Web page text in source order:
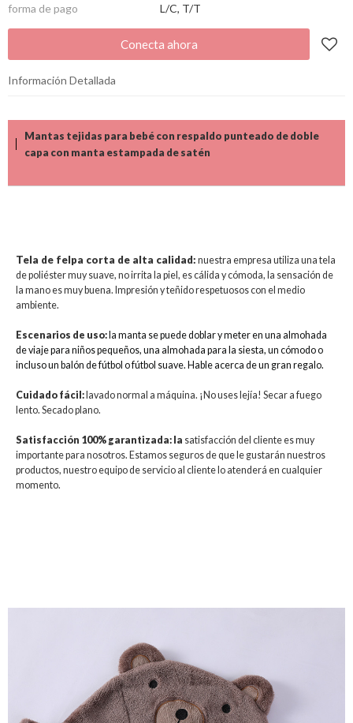
forma de pago
L/C, T/T
Conecta ahora
Información Detallada
Mantas tejidas para bebé con respaldo punteado de doble
capa con manta estampada de satén
Tela de felpa corta de alta calidad: nuestra empresa utiliza una tela
de poliéster muy suave, no irrita la piel, es cálida y cómoda, la sensación de
la mano es muy buena. Impresión y teñido respetuosos con el medio
ambiente.
Escenarios de uso:la manta se puede doblar y meteren una almohada
de viaje para niños pequeños, una almohada para la siesta, un cómodo o
incluso un balón de fútbol o fútbol suave. Hable acerca de un gran regalo.
Cuidado fácil:lavado normal a máquina. ¡No uses lejía! Secar a fuego
lento. Secado plano.
Satisfacción 100% garantizada: la satisfacción del cliente es muy
importante para nosotros. Estamos seguros de que le gustarán nuestros
productos, nuestro equipo de servicio al cliente lo atenderá en cualquier
momento.